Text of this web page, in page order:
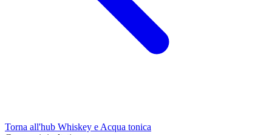
Torna all'hub Whiskey e Acqua tonica